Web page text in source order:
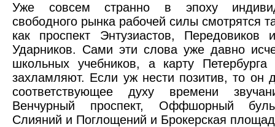
Уже совсем странно в эпоху
свободного рынка рабочей силы смотрятся
как проспект Энтузиастов,
Ударников. Сами эти слова уже давно
школьных учебников, а карту Петербурга
захламляют. Если уж нести позитив, то он
соответствующее духу времени
Венчурный проспект, Оффшорный
Слияний и Поглощений и Брокерская